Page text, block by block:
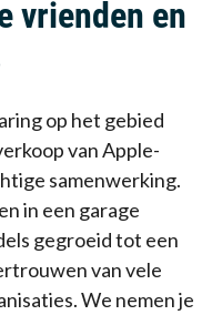
vrienden en
op het gebied
van Apple-
samenwerking.
in een garage
gegroeid tot een
van vele
We nemen je